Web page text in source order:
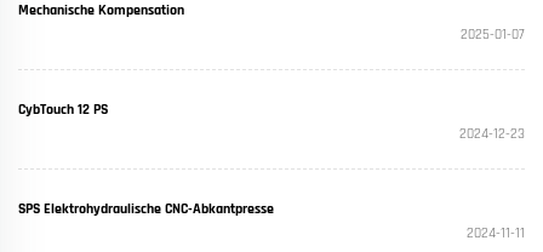
Mechanische Kompensation
2025-01-07
CybTouch 12 PS
2024-12-23
SPS Elektrohydraulische CNC-Abkantpresse
2024-11-11